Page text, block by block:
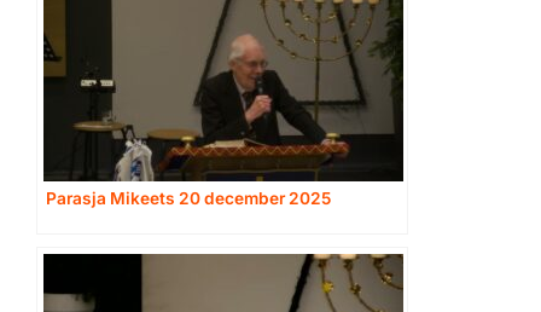
Parasja Mikeets 20 december 2025